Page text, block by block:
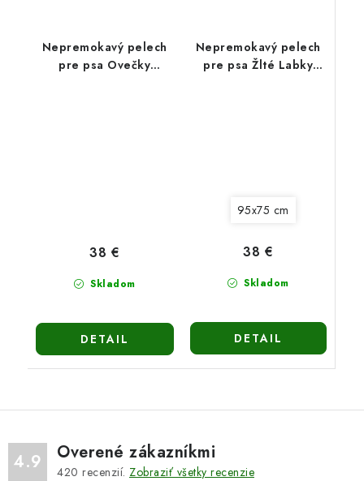
Nepremokavý pelech
pre psa Ovečky
Skladom
38 €
DETAIL
Nepremokavý pelech
pre psa Žlté Labky
95x75 cm
Skladom
38 €
DETAIL
4.9 Overené zákazníkmi
420 recenzií. Zobraziť všetky recenzie